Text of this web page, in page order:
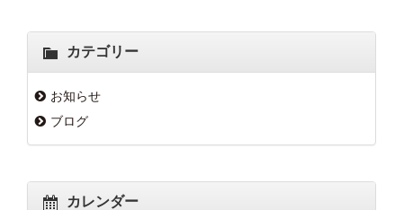
カテゴリー
お知らせ
ブログ
カレンダー